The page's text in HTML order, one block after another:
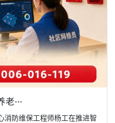
···
消防维保工程师杨工在推进智